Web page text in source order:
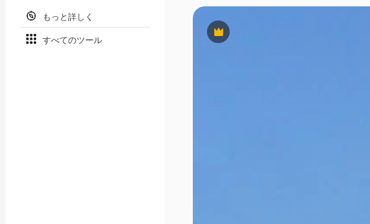
もっと詳しく
すべてのツール
Premium